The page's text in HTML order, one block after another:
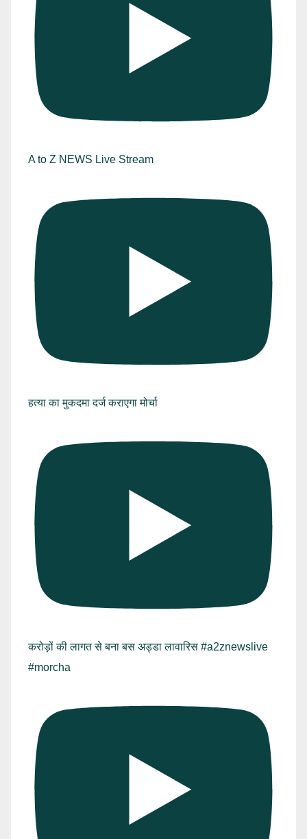
A to Z NEWS Live Stream
हत्या का मुकदमा दर्ज कराएगा मोर्चा
करोड़ों की लागत से बना बस अड्डा लावारिस #a2znewslive
#morcha